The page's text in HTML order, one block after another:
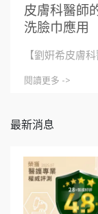
皮膚科醫師
洗臉巾應用
【劉姸希皮膚
閱讀更多 ->
最新消息